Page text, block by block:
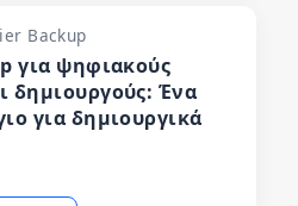
Backup
για ψηφιακούς
δημιουργούς: Ένα
για δημιουργικά